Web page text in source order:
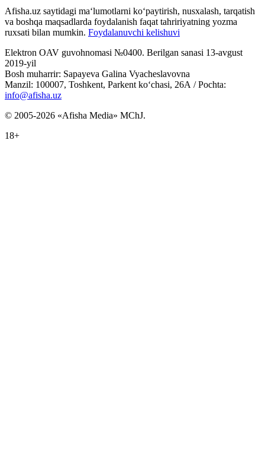
Afisha.uz saytidagi ma‘lumotlarni ko‘paytirish, nusxalash, tarqatish
va boshqa maqsadlarda foydalanish faqat tahririyatning yozma
ruxsati bilan mumkin. Foydalanuvchi kelishuvi
Elektron OAV guvohnomasi №0400. Berilgan sanasi 13-avgust
2019-yil
Bosh muharrir: Sapayeva Galina Vyacheslavovna
Manzil: 100007, Toshkent, Parkent ko‘chasi, 26А / Pochta:
info@afisha.uz
© 2005-2026 «Afisha Media» MChJ.
18+